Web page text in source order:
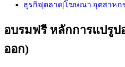
ธุรกิจ|ตลาด|โฆษณา|อุตสาหก
อบรมฟรี หลักการแปรูป
ออก)